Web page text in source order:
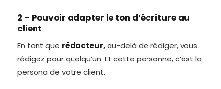
2 – Pouvoir adapter le ton d’écriture au
client
En tant que rédacteur,au-delà de rédiger, vous
rédigez pour quelqu’un. Et cette personne, c’est la
persona de votre client.